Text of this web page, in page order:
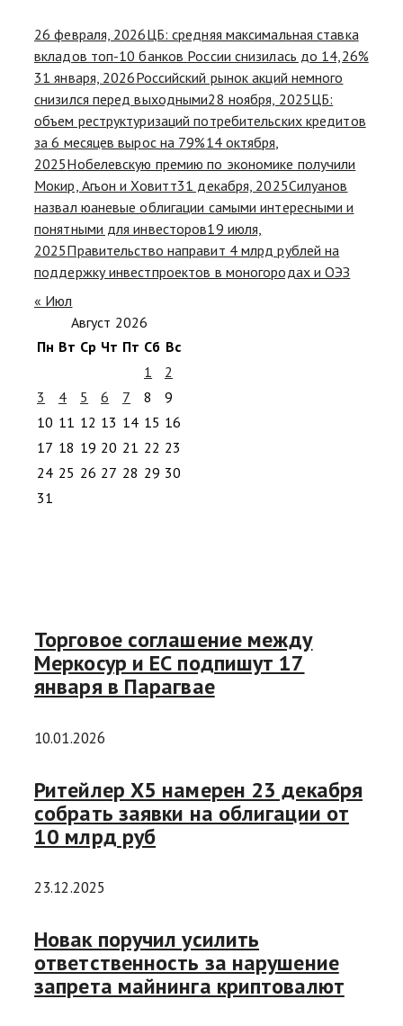
26 февраля, 2026ЦБ: средняя максимальная ставка
вкладов топ-10 банков России снизилась до 14,26%
31 января, 2026Российский рынок акций немного
снизился перед выходными28 ноября, 2025ЦБ:
объем реструктуризаций потребительских кредитов
за 6 месяцев вырос на 79%14 октября,
2025Нобелевскую премию по экономике получили
Мокир, Агьон и Ховитт31 декабря, 2025Силуанов
назвал юаневые облигации самыми интересными и
понятными для инвесторов19 июля,
2025Правительство направит 4 млрд рублей на
поддержку инвестпроектов в моногородах и ОЭЗ
« Июл
Август 2026
Пн Вт Ср Чт Пт Сб Вс
1
2
3
4 5 6 7 8
9
10 11 12 13 14 15 16
17 18 19 20 21 22 23
24 25 26 27 28 29 30
31
Торговое соглашение между
Меркосур и ЕС подпишут 17
января в Парагвае
10.01.2026
Ритейлер X5 намерен 23 декабря
собрать заявки на облигации от
10 млрд руб
23.12.2025
Новак поручил усилить
ответственность за нарушение
запрета майнинга криптовалют